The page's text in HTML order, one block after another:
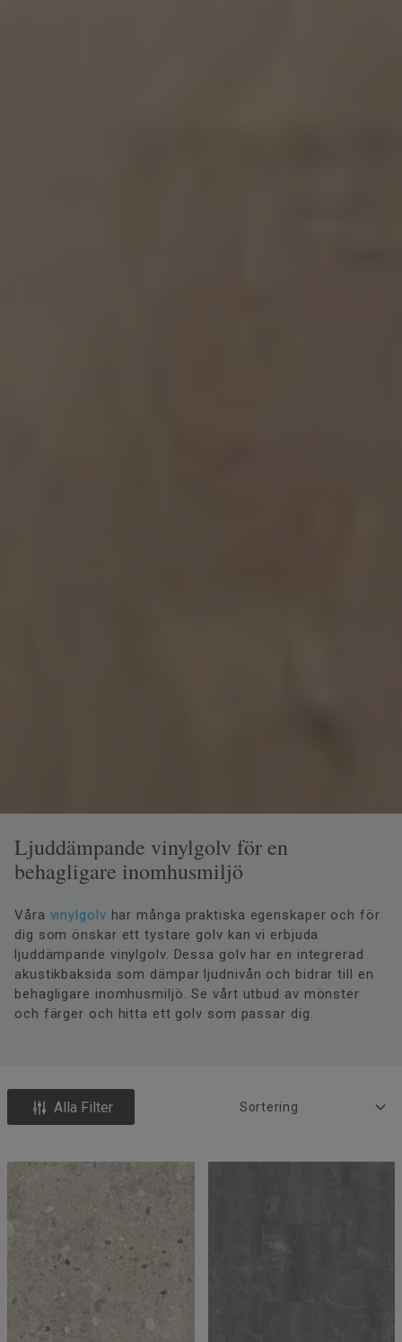
Ljuddämpande vinylgolv för en
behagligare inomhusmiljö
Våra vinylgolv har många praktiska egenskaper och för
dig som önskar ett tystare golv kan vi erbjuda
ljuddämpande vinylgolv. Dessa golv har en integrerad
akustikbaksida som dämpar ljudnivån och bidrar till en
behagligare inomhusmiljö. Se vårt utbud av mönster
och färger och hitta ett golv som passar dig.
Alla Filter